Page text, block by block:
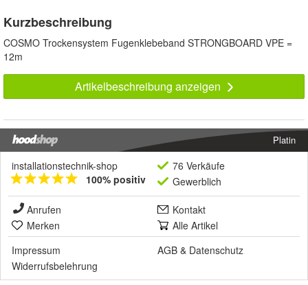
Kurzbeschreibung
COSMO Trockensystem Fugenklebeband STRONGBOARD VPE =
12m
Artikelbeschreibung anzeigen
Platin
installationstechnik-shop
100% positiv
76 Verkäufe
Gewerblich
Anrufen
Kontakt
Merken
Alle Artikel
Impressum
AGB & Datenschutz
Widerrufsbelehrung